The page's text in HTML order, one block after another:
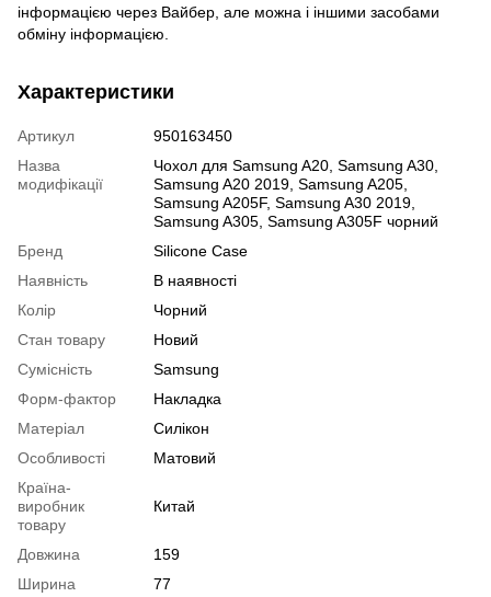
інформацією через Вайбер, але можна і іншими засобами
обміну інформацією.
Характеристики
Артикул
950163450
Назва
модифікації
Чохол для Samsung A20, Samsung A30,
Samsung A20 2019, Samsung A205,
Samsung A205F, Samsung A30 2019,
Samsung A305, Samsung A305F чорний
Бренд
Silicone Case
Наявність
В наявності
Колір
Чорний
Стан товару
Новий
Сумісність
Samsung
Форм-фактор
Накладка
Матеріал
Силікон
Особливості
Матовий
Країна-
виробник
товару
Китай
Довжина
159
Ширина
77